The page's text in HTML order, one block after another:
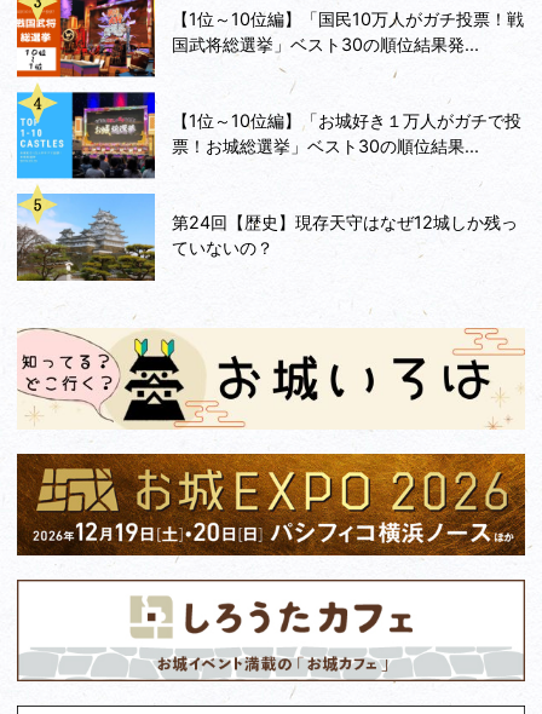
【1位～10位編】「国民10万人がガチ投票！戦
国武将総選挙」ベスト30の順位結果発...
【1位～10位編】「お城好き１万人がガチで投
票！お城総選挙」ベスト30の順位結果...
第24回【歴史】現存天守はなぜ12城しか残っ
ていないの？